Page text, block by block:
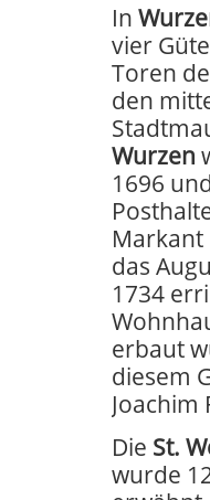
In
vier
Toren
den
Wurzen
1696
Markant
das
1734
erbaut
diesem
Joachim
Die St.
wurde